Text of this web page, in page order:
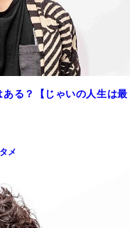
る？【じゃいの人生は最
メ